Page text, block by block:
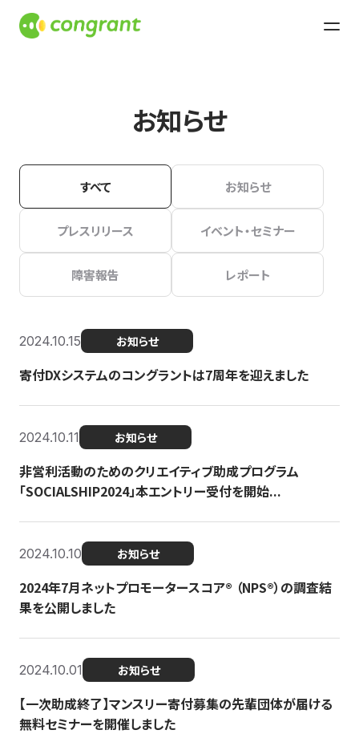
お知らせ
すべて お知らせ
プレスリリース イベント・セミナー
障害報告 レポート
2024.10.15 お知らせ
寄付DXシステムのコングラントは7周年を迎えました
2024.10.11 お知らせ
非営利活動のためのクリエイティブ助成プログラム
「SOCIALSHIP2024」本エントリー受付を開始...
2024.10.10 お知らせ
2024年7月ネットプロモータースコア®︎ （NPS®︎）の調査結
果を公開しました
2024.10.01 お知らせ
【一次助成終了】マンスリー寄付募集の先輩団体が届ける
無料セミナーを開催しました